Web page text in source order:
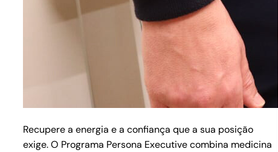
Recupere a energia e a confiança que a sua posição
exige. O Programa Persona Executive combina medicina